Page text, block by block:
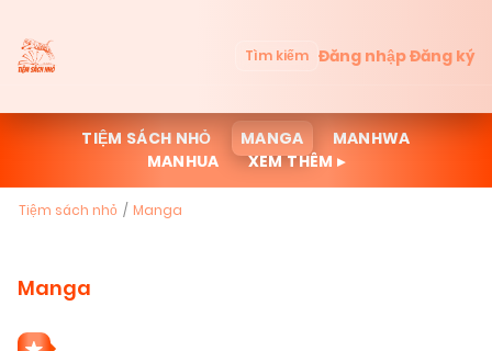
Tìm kiếm Đăng nhậpĐăng ký
TIỆM SÁCH NHỎ MANGA
MANHWA
MANHUA
XEM THÊM ▸
Tiệm sách nhỏ Manga
Manga